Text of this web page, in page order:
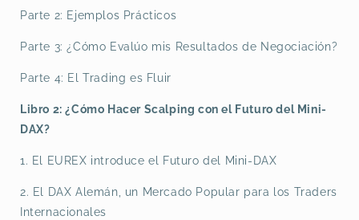
Parte 2: Ejemplos Prácticos
Parte 3: ¿Cómo Evalúo mis Resultados de Negociación?
Parte 4: El Trading es Fluir
Libro 2: ¿Cómo Hacer Scalping con el Futuro del Mini-
DAX?
1. El EUREX introduce el Futuro del Mini-DAX
2. El DAX Alemán, un Mercado Popular para los Traders
Internacionales